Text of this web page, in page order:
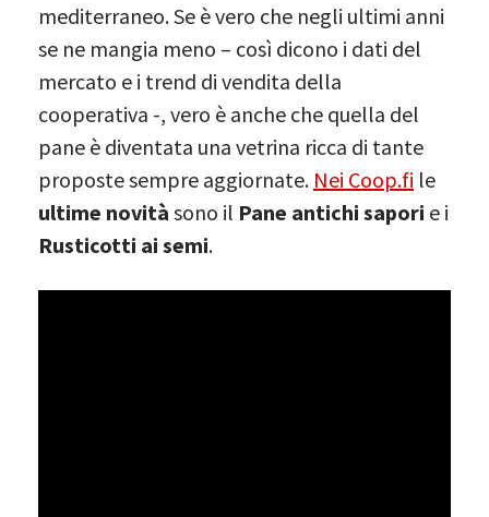
mediterraneo. Se è vero che negli ultimi anni
se ne mangia meno – così dicono i dati del
mercato e i trend di vendita della
cooperativa -, vero è anche che quella del
pane è diventata una vetrina ricca di tante
proposte sempre aggiornate. Nei Coop.fi le
ultime novità sono il Pane antichi sapori e i
Rusticotti ai semi.